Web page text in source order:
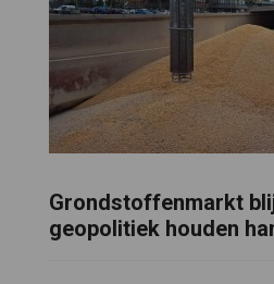
Grondstoffenmarkt
geopolitiek houden